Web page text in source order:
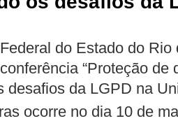
do Estado do
“Proteção de
desafios da LGPD na
ocorre no dia 10 de